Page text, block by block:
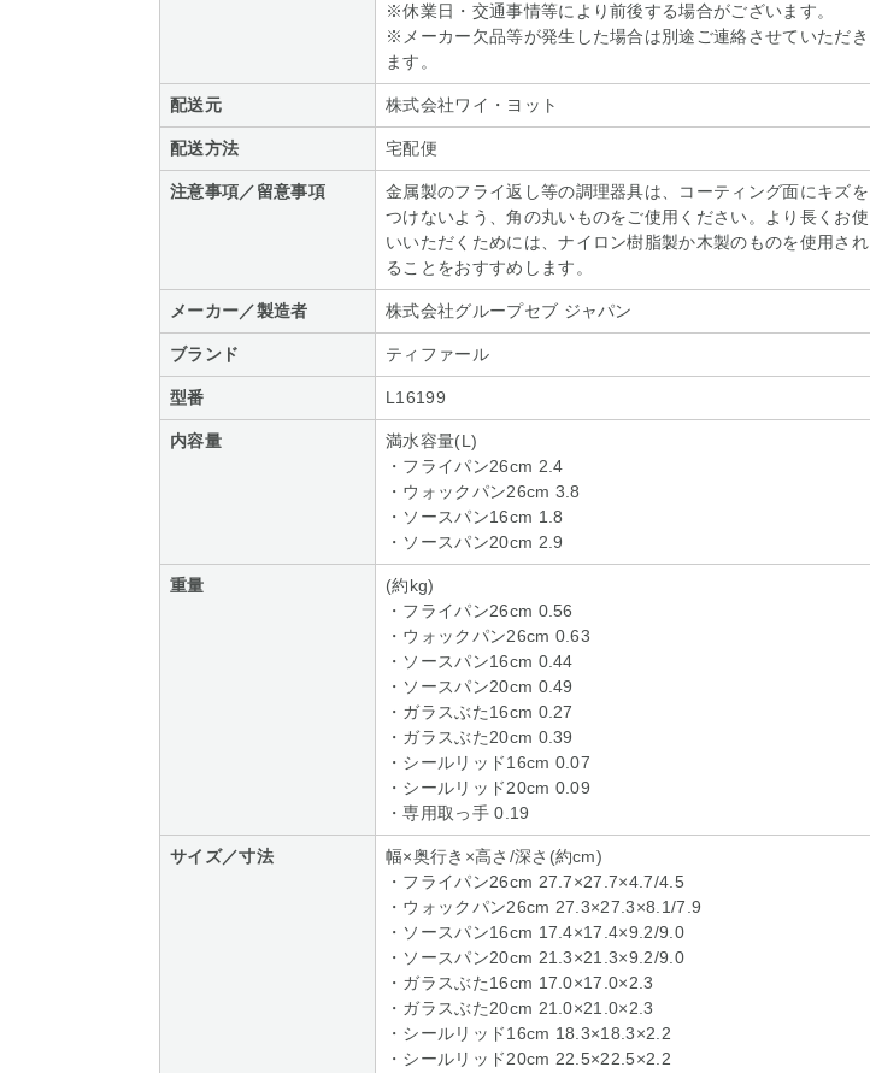
※休業日・交通事情等により前後する場合がございます。
※メーカー欠品等が発生した場合は別途ご連絡させていただき
ます。
配送元 株式会社ワイ・ヨット
配送方法 宅配便
注意事項／留意事項
金属製のフライ返し等の調理器具は、コーティング面にキズを
つけないよう、角の丸いものをご使用ください。より長くお使
いいただくためには、ナイロン樹脂製か木製のものを使用され
ることをおすすめします。
メーカー／製造者 株式会社グループセブ ジャパン
ブランド ティファール
型番 L16199
内容量
満水容量(L)
・フライパン26cm 2.4
・ウォックパン26cm 3.8
・ソースパン16cm 1.8
・ソースパン20cm 2.9
重量
(約kg)
・フライパン26cm 0.56
・ウォックパン26cm 0.63
・ソースパン16cm 0.44
・ソースパン20cm 0.49
・ガラスぶた16cm 0.27
・ガラスぶた20cm 0.39
・シールリッド16cm 0.07
・シールリッド20cm 0.09
・専用取っ手 0.19
サイズ／寸法
幅×奥行き×高さ/深さ(約cm)
・フライパン26cm 27.7×27.7×4.7/4.5
・ウォックパン26cm 27.3×27.3×8.1/7.9
・ソースパン16cm 17.4×17.4×9.2/9.0
・ソースパン20cm 21.3×21.3×9.2/9.0
・ガラスぶた16cm 17.0×17.0×2.3
・ガラスぶた20cm 21.0×21.0×2.3
・シールリッド16cm 18.3×18.3×2.2
・シールリッド20cm 22.5×22.5×2.2